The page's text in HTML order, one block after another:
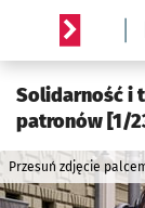
Serwis
Solidarność i
patronów [1/
Przesuń zdjęcie